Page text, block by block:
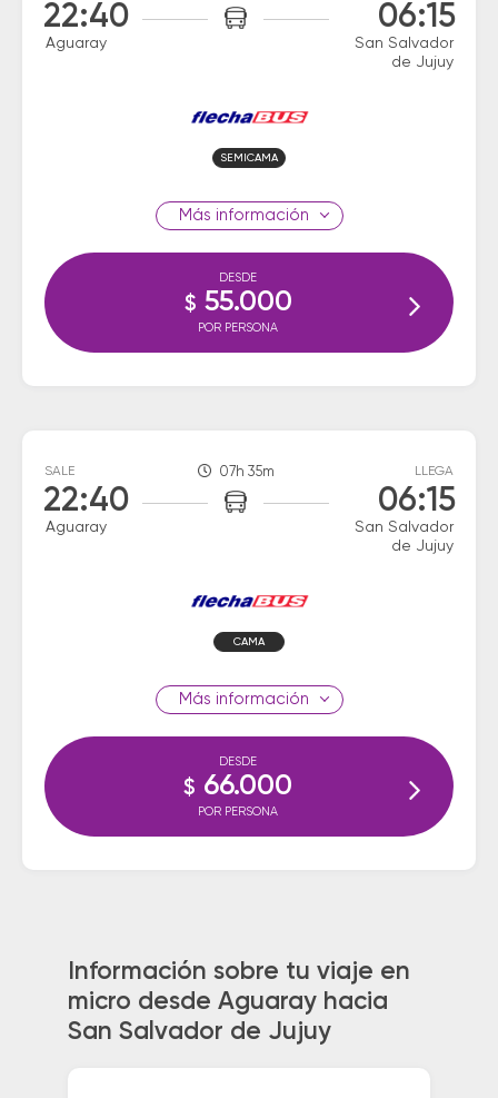
22:40
Aguaray
06:15
San Salvador
de Jujuy
SEMICAMA
información
DESDE
$ 55.000
POR PERSONA
SALE
22:40
Aguaray
07h 35m LLEGA
06:15
San Salvador
de Jujuy
CAMA
información
DESDE
$ 66.000
POR PERSONA
Información sobre tu viaje en
micro desde Aguaray hacia
San Salvador de Jujuy